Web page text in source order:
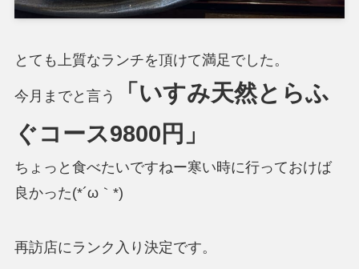
とても上質なランチを頂けて満足でした。
今月までと言う
「いすみ天然とらふ
ぐコース9800円」
ちょっと食べたいですねー寒い時に行っておけば
良かった(*´ω｀*)
再訪店にランク入り決定です。